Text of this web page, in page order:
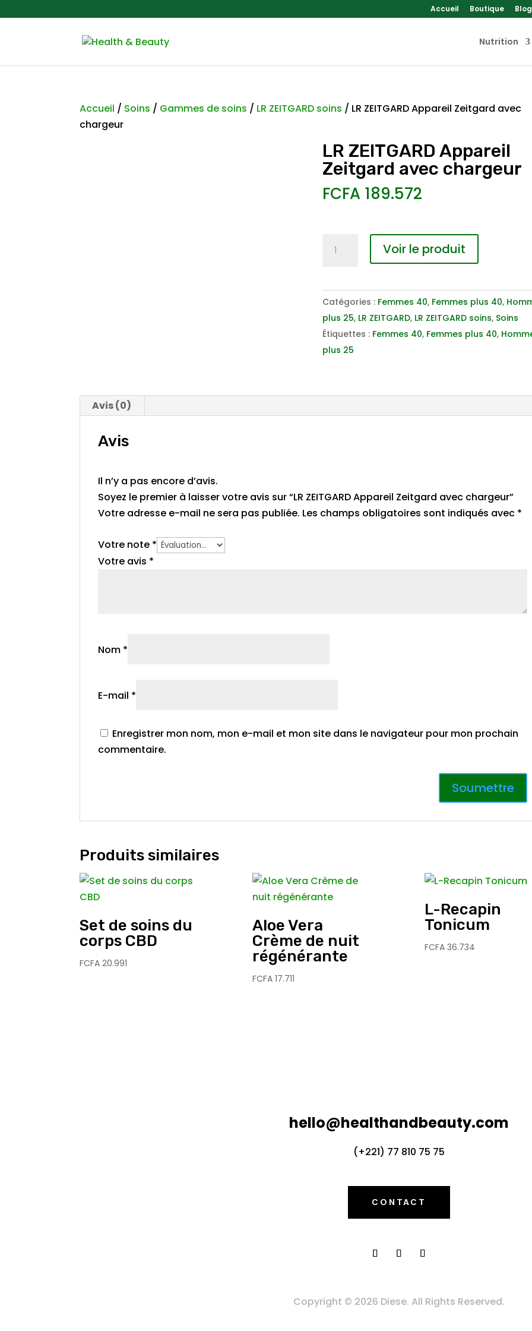
Accueil Boutique Blog
Nutrition
Accueil / Soins / Gammes de soins / LR ZEITGARD soins / LR ZEITGARD Appareil Zeitgard avec
chargeur
LR ZEITGARD Appareil
Zeitgard avec chargeur
FCFA189.572
ZEITGARD
Appareil
Zeitgard
avec
chargeur
Voir le produit
Catégories : Femmes 40, Femmes plus 40,
plus 25, LR ZEITGARD, LR ZEITGARD soins, Soins
Étiquettes : Femmes 40, Femmes plus 40,
plus 25
Avis (0)
Avis
Il n’y a pas encore d’avis.
Soyez le premier à laisser votre avis sur “LR ZEITGARD Appareil Zeitgard avec chargeur”
Votre adresse e-mail ne sera pas publiée. Les champs obligatoires sont indiqués avec *
Votre note *
Votre avis *
Nom *
E-mail *
Enregistrer mon nom, mon e-mail et mon site dans le navigateur pour mon prochain
commentaire.
Produits similaires
Set de soins du
corps CBD
FCFA 20.991
Aloe Vera
Crème de nuit
régénérante
FCFA17.711
L-Recapin
Tonicum
FCFA 36.734
hello@healthandbeauty.com
(+221) 77 810 75 75
CONTACT
Copyright © 2026 Diese. All Rights Reserved.